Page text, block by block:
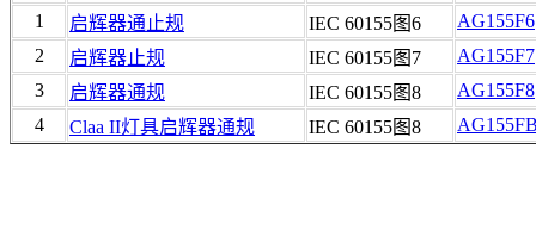
1
启辉器通止规 IEC 60155图6
AG155F6
2
启辉器止规 IEC 60155图7
AG155F7
3
启辉器通规 IEC 60155图8
AG155F8
4
Claa II灯具启辉器通规 IEC 60155图8